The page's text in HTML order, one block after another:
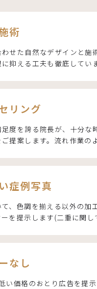
術
せた自然なデザインと
抑える工夫も徹底していま
リング
度を誇る院長が、十分
提案します。流れ作業の
症例写真
、色調を揃える以外の加
を提示します(二重に関
なし
い価格のおとり広告を提